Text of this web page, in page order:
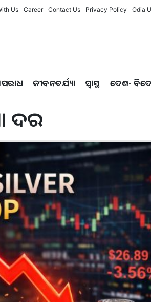
Us Career Contact Us Privacy Policy Odia
ଜୀବନଚର୍ଯ୍ୟା ସ୍ୱାସ୍ଥ ଦେଶ-
ଦର